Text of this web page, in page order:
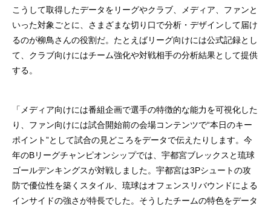
こうして取得したデータをリーグやクラブ、メディア、ファンと
いった対象ごとに、さまざまな切り口で分析・デザインして届け
るのが柳鳥さんの役割だ。たとえばリーグ向けには公式記録とし
て、クラブ向けにはチーム強化や対戦相手の分析結果として提供
する。
「メディア向けには番組企画で選手の特徴的な能力を可視化した
り、ファン向けには試合開始前の会場コンテンツで“本日のキー
ポイント”として試合の見どころをデータで伝えたりします。今
年のBリーグチャンピオンシップでは、宇都宮ブレックスと琉球
ゴールデンキングスが対戦しました。宇都宮は3Pシュートの攻
防で優位性を築くスタイル、琉球はオフェンスリバウンドによる
インサイドの強さが特長でした。そうしたチームの特色をデータ